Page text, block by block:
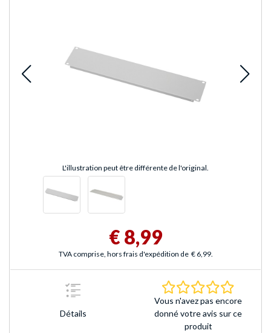
L'illustration peut être différente de l'original.
€ 8,99
TVA comprise, hors frais d'expédition de € 6,99.
Détails
Vous n'avez pas encore
donné votre avis sur ce
produit